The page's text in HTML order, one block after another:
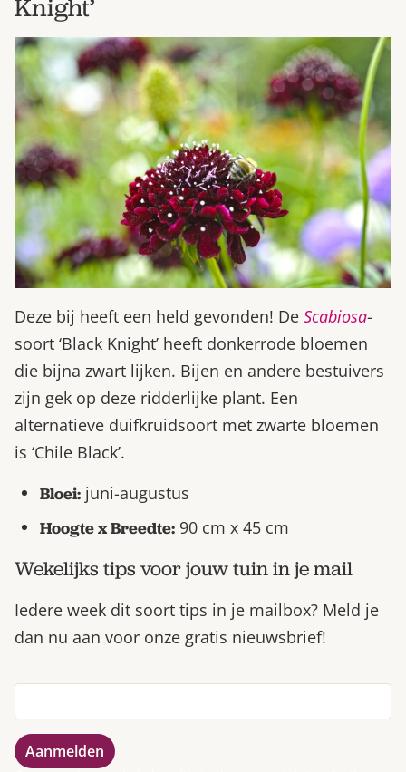
Knight’
Deze bij heeft een held gevonden! De Scabiosa-
soort ‘Black Knight’ heeft donkerrode bloemen
die bijna zwart lijken. Bijen en andere bestuivers
zijn gek op deze ridderlijke plant. Een
alternatieve duifkruidsoort met zwarte bloemen
is ‘Chile Black’.
Bloei: juni-augustus
Hoogte x Breedte: 90 cm x 45 cm
Wekelijks tips voor jouw tuin in je mail
Iedere week dit soort tips in je mailbox? Meld je
dan nu aan voor onze gratis nieuwsbrief!